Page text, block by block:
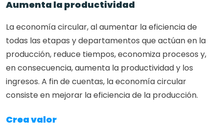
Aumenta la productividad
La economía circular, al aumentar la eficiencia de
todas las etapas y departamentos que actúan en la
producción, reduce tiempos, economiza procesos y,
en consecuencia, aumenta la productividad y los
ingresos. A fin de cuentas, la economía circular
consiste en mejorar la eficiencia de la producción.
Crea valor